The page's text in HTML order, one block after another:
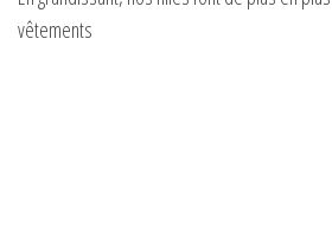
vêtements